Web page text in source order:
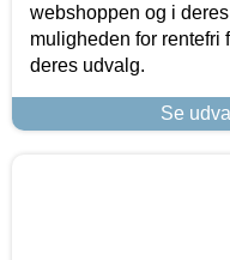
webshoppen og i
muligheden for rentefri
deres udvalg.
Se